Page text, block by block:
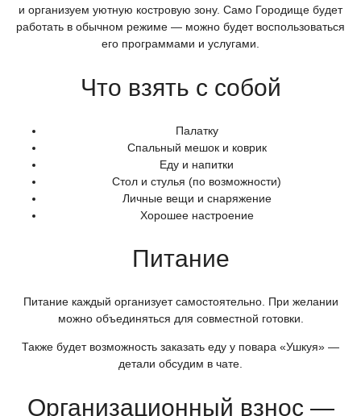
и организуем уютную костровую зону. Само Городище будет
работать в обычном режиме — можно будет воспользоваться
его программами и услугами.
Что взять с собой
Палатку
Спальный мешок и коврик
Еду и напитки
Стол и стулья (по возможности)
Личные вещи и снаряжение
Хорошее настроение
Питание
Питание каждый организует самостоятельно. При желании
можно объединяться для совместной готовки.
Также будет возможность заказать еду у повара «Ушкуя» —
детали обсудим в чате.
Организационный взнос —